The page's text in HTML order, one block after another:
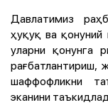
Давлатимиз
ҳуқуқ ва
уларни қонунга
рағбатлантириш,
шаффофликни
эканини